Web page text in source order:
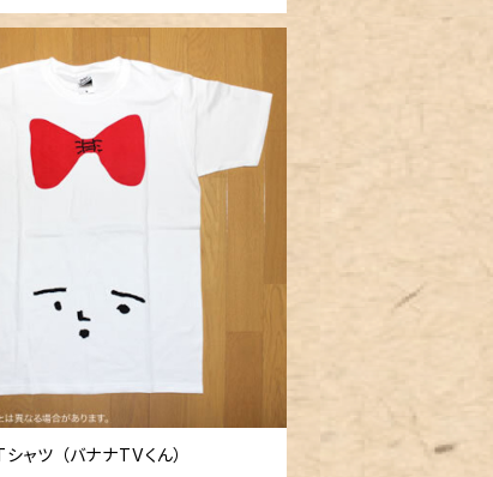
ツ （バナナTVくん）